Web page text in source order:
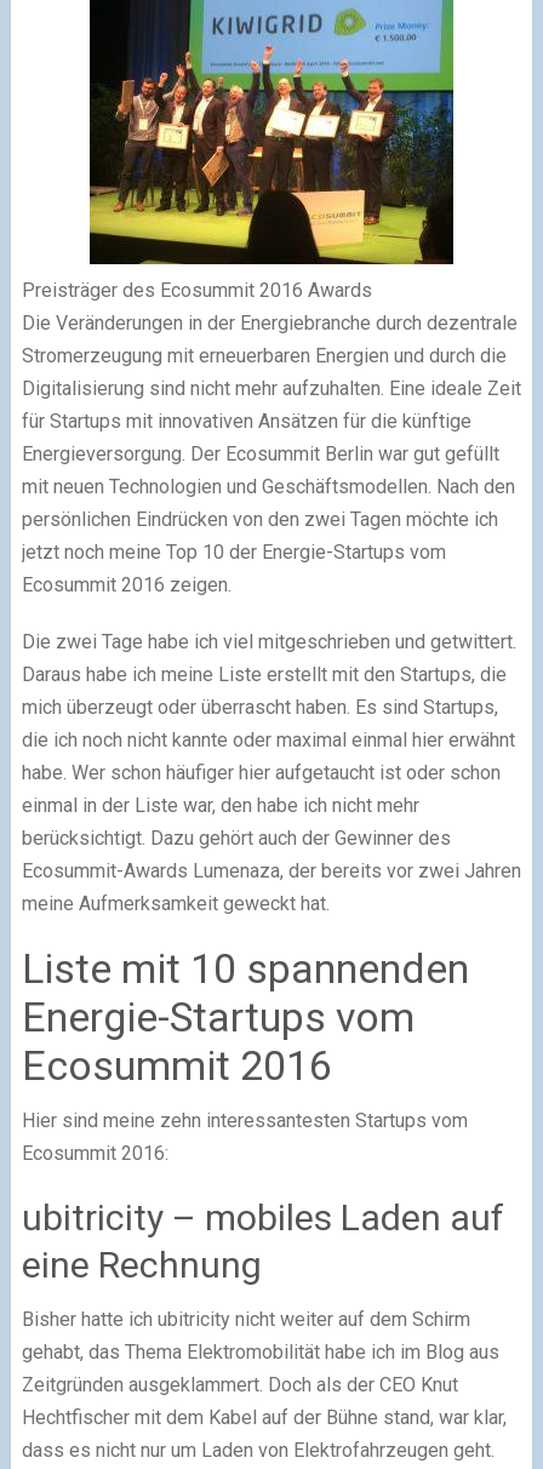
Preisträger des Ecosummit 2016 Awards
Die Veränderungen in der Energiebranche durch dezentrale
Stromerzeugung mit erneuerbaren Energien und durch die
Digitalisierung sind nicht mehr aufzuhalten. Eine ideale Zeit
für Startups mit innovativen Ansätzen für die künftige
Energieversorgung. Der Ecosummit Berlin war gut gefüllt
mit neuen Technologien und Geschäftsmodellen. Nach den
persönlichen Eindrücken von den zwei Tagen möchte ich
jetzt noch meine Top 10 der Energie-Startups vom
Ecosummit 2016 zeigen.
Die zwei Tage habe ich viel mitgeschrieben und getwittert.
Daraus habe ich meine Liste erstellt mit den Startups, die
mich überzeugt oder überrascht haben. Es sind Startups,
die ich noch nicht kannte oder maximal einmal hier erwähnt
habe. Wer schon häufiger hier aufgetaucht ist oder schon
einmal in der Liste war, den habe ich nicht mehr
berücksichtigt. Dazu gehört auch der Gewinner des
Ecosummit-Awards Lumenaza, der bereits vor zwei Jahren
meine Aufmerksamkeit geweckt hat.
Liste mit 10 spannenden
Energie-Startups vom
Ecosummit 2016
Hier sind meine zehn interessantesten Startups vom
Ecosummit 2016:
ubitricity – mobiles Laden auf
eine Rechnung
Bisher hatte ich ubitricity nicht weiter auf dem Schirm
gehabt, das Thema Elektromobilität habe ich im Blog aus
Zeitgründen ausgeklammert. Doch als der CEO Knut
Hechtfischer mit dem Kabel auf der Bühne stand, war klar,
dass es nicht nur um Laden von Elektrofahrzeugen geht.